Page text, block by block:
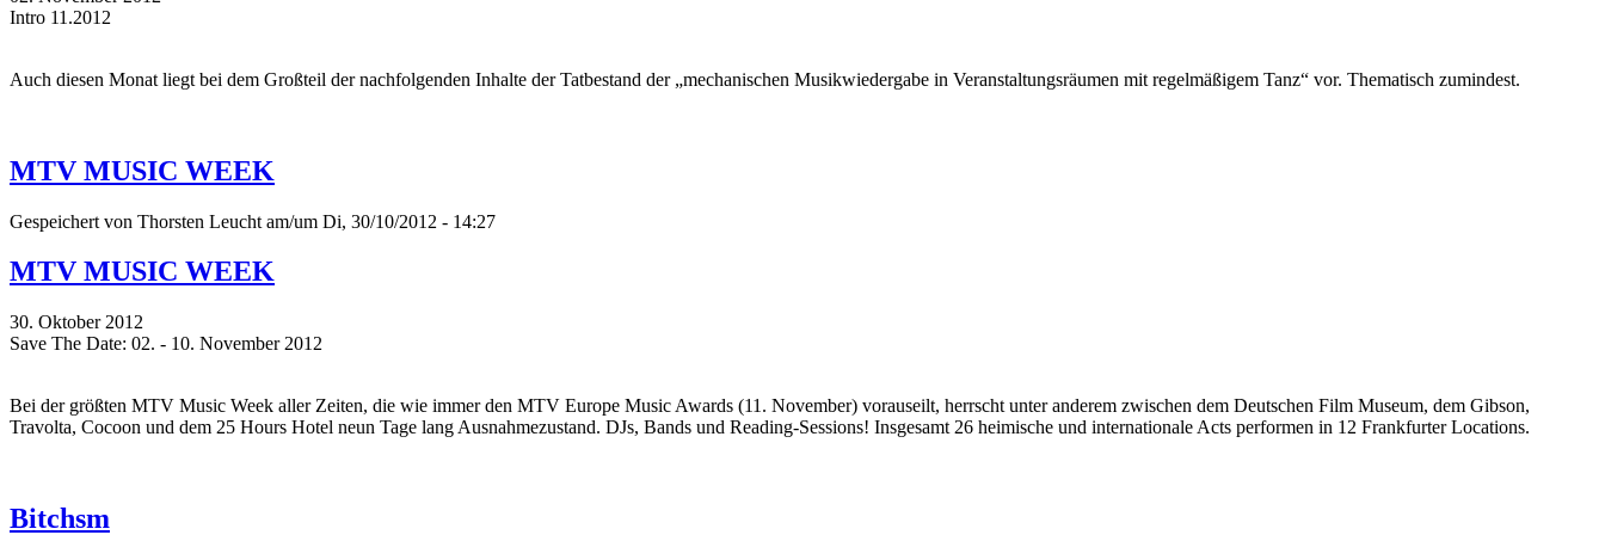
Intro 11.2012
Auch diesen Monat liegt bei dem Großteil der nachfolgenden Inhalte der Tatbestand der „mechanischen Musikwiedergabe in Veranstaltungsräumen mit regelmäßigem Tanz“ vor. Thematisch zumindest.
MTV MUSIC WEEK
Gespeichert von Thorsten Leucht am/um Di, 30/10/2012 - 14:27
MTV MUSIC WEEK
30. Oktober 2012
Save The Date: 02. - 10. November 2012
Bei der größten MTV Music Week aller Zeiten, die wie immer den MTV Europe Music Awards (11. November) vorauseilt, herrscht unter anderem zwischen dem Deutschen Film Museum, dem Gibson,
Travolta, Cocoon und dem 25 Hours Hotel neun Tage lang Ausnahmezustand. DJs, Bands und Reading-Sessions! Insgesamt 26 heimische und internationale Acts performen in 12 Frankfurter Locations.
Bitchsm